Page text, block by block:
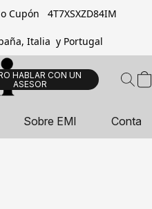
Cupón 4T7XSXZD84IM
Italia y Portugal
HABLAR CON UN
ASESOR
Sobre EMI